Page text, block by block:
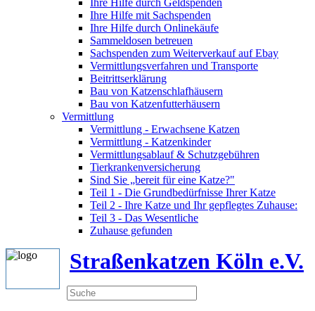
Ihre Hilfe durch Geldspenden
Ihre Hilfe mit Sachspenden
Ihre Hilfe durch Onlinekäufe
Sammeldosen betreuen
Sachspenden zum Weiterverkauf auf Ebay
Vermittlungsverfahren und Transporte
Beitrittserklärung
Bau von Katzenschlafhäusern
Bau von Katzenfutterhäusern
Vermittlung
Vermittlung - Erwachsene Katzen
Vermittlung - Katzenkinder
Vermittlungsablauf & Schutzgebühren
Tierkrankenversicherung
Sind Sie „bereit für eine Katze?"
Teil 1 - Die Grundbedürfnisse Ihrer Katze
Teil 2 - Ihre Katze und Ihr gepflegtes Zuhause:
Teil 3 - Das Wesentliche
Zuhause gefunden
Straßenkatzen Köln e.V.